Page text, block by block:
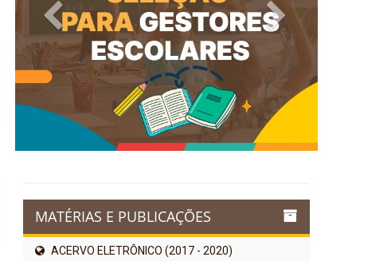
Previous Next
MATÉRIAS E PUBLICAÇÕES
ACERVO ELETRÔNICO (2017 - 2020)